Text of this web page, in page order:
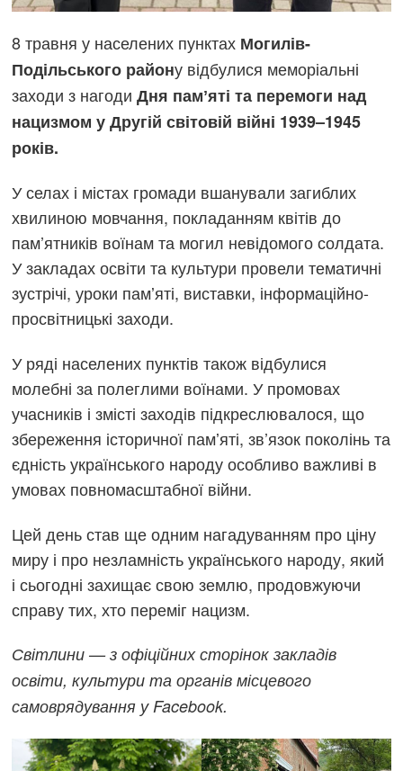
8 травня у населених пунктах Могилів-
Подільського району відбулися меморіальні
заходи з нагодиДня памʼяті та перемоги над
нацизмом у Другій світовій війні 1939–1945
років.
У селах і містах громади вшанували загиблих
хвилиною мовчання, покладанням квітів до
пам’ятників воїнам та могил невідомого солдата.
У закладах освіти та культури провели тематичні
зустрічі, уроки памʼяті, виставки, інформаційно-
просвітницькі заходи.
У ряді населених пунктів також відбулися
молебні за полеглими воїнами. У промовах
учасників і змісті заходів підкреслювалося, що
збереження історичної памʼяті, зв’язок поколінь та
єдність українського народу особливо важливі в
умовах повномасштабної війни.
Цей день став ще одним нагадуванням про ціну
миру і про незламність українського народу, який
і сьогодні захищає свою землю, продовжуючи
справу тих, хто переміг нацизм.
Світлини — з офіційних сторінок закладів
освіти, культури та органів місцевого
самоврядування у Facebook.